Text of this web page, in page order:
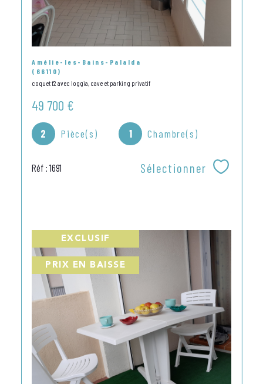
Amélie-les-Bains-Palalda
(66110)
coquet f2 avec loggia, cave et parking privatif
49 700 €
2 Pièce(s) 1 Chambre(s)
Réf : 1691 Sélectionner
EXCLUSIF
PRIX EN BAISSE